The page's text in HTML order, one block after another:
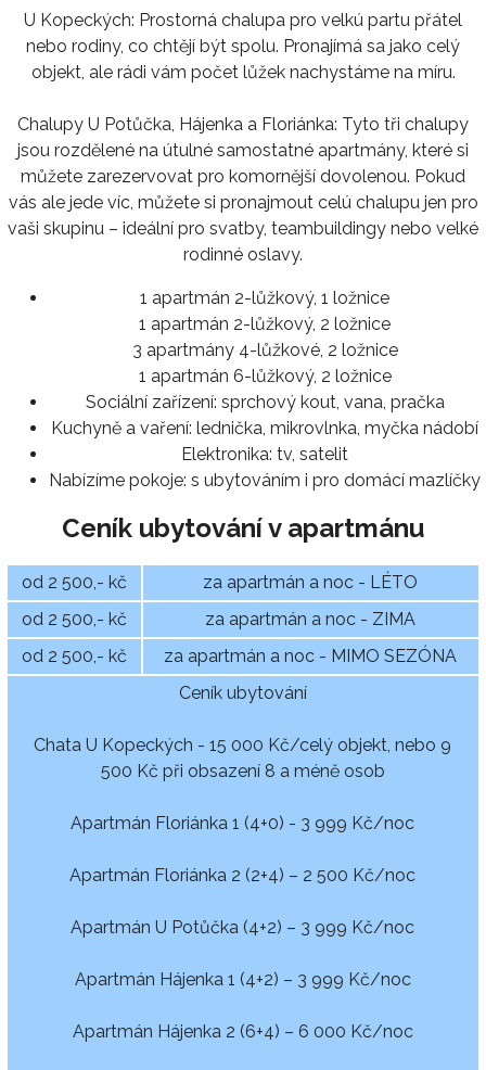
U Kopeckých: Prostorná chalupa pro velkú partu přátel
nebo rodiny, co chtějí být spolu. Pronajímá sa jako celý
objekt, ale rádi vám počet lůžek nachystáme na míru.
Chalupy U Potůčka, Hájenka a Floriánka: Tyto tři chalupy
jsou rozdělené na útulné samostatné apartmány, které si
můžete zarezervovat pro komornější dovolenou. Pokud
vás ale jede víc, můžete si pronajmout celú chalupu jen pro
vaši skupinu – ideální pro svatby, teambuildingy nebo velké
rodinné oslavy.
1 apartmán 2-lůžkový, 1 ložnice
1 apartmán 2-lůžkový, 2 ložnice
3 apartmány 4-lůžkové, 2 ložnice
1 apartmán 6-lůžkový, 2 ložnice
Sociální zařízení: sprchový kout, vana, pračka
Kuchyně a vaření: lednička, mikrovlnka, myčka nádobí
Elektronika: tv, satelit
Nabízíme pokoje: s ubytováním i pro domácí mazlíčky
Ceník ubytování v apartmánu
od 2 500,- kč
za apartmán a noc - LÉTO
od 2 500,- kč
za apartmán a noc - ZIMA
od 2 500,- kč
za apartmán a noc - MIMO SEZÓNA
Ceník ubytování
Chata U Kopeckých - 15 000 Kč/celý objekt, nebo 9
500 Kč při obsazení 8 a méně osob
Apartmán Floriánka 1 (4+0) - 3 999 Kč/noc
Apartmán Floriánka 2 (2+4) – 2 500 Kč/noc
Apartmán U Potůčka (4+2) – 3 999 Kč/noc
Apartmán Hájenka 1 (4+2) – 3 999 Kč/noc
Apartmán Hájenka 2 (6+4) – 6 000 Kč/noc